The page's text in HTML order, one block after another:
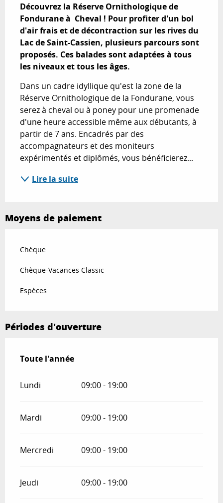
Découvrez la Réserve Ornithologique de
Fondurane à  Cheval ! Pour profiter d'un bol
d'air frais et de décontraction sur les rives du
Lac de Saint-Cassien, plusieurs parcours sont
proposés. Ces balades sont adaptées à tous
les niveaux et tous les âges.
Dans un cadre idyllique qu'est la zone de la
Réserve Ornithologique de la Fondurane, vous
serez à cheval ou à poney pour une promenade
d'une heure accessible même aux débutants, à
partir de 7 ans. Encadrés par des
accompagnateurs et des moniteurs
expérimentés et diplômés, vous bénéficierez...
Lire la suite
Moyens de paiement
Chèque
Chèque-Vacances Classic
Espèces
Périodes d'ouverture
Toute l'année
Toute l'année
Lundi 09:00 - 19:00
Mardi 09:00 - 19:00
Mercredi 09:00 - 19:00
Jeudi 09:00 - 19:00